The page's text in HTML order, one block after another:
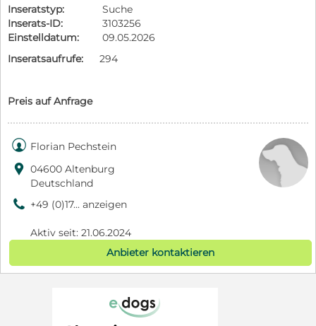
Inseratstyp:
Suche
Inserats-ID:
3103256
Einstelldatum:
09.05.2026
Inseratsaufrufe:
294
Preis auf Anfrage
 Florian Pechstein
 04600 Altenburg
Deutschland
9 +49 (0)17... anzeigen
Aktiv seit: 21.06.2024
Anbieter kontaktieren